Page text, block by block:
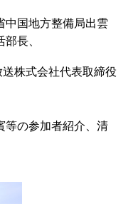
中国地方整備局出雲
長、
株式会社代表取締役
等の参加者紹介、清